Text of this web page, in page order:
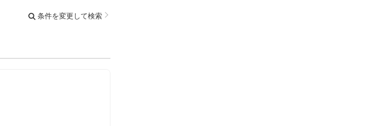
条件を変更して検索